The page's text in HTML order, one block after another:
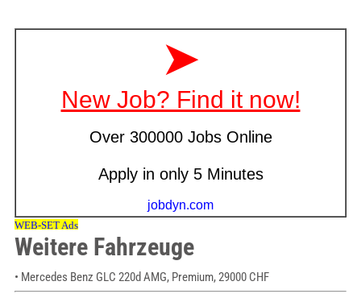
Weitere Fahrzeuge
• Mercedes Benz GLC 220d AMG, Premium, 29000 CHF